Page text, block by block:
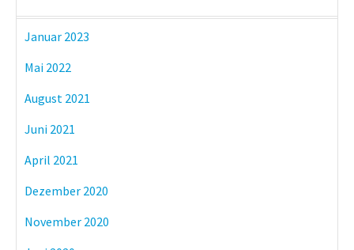
Januar 2023
Mai 2022
August 2021
Juni 2021
April 2021
Dezember 2020
November 2020